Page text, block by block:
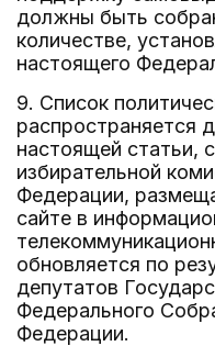
должны быть
количестве,
настоящего
9. Список
распространяется
настоящей статьи,
избирательной
Федерации,
сайте в
обновляется по
депутатов
Федерального
Федерации.